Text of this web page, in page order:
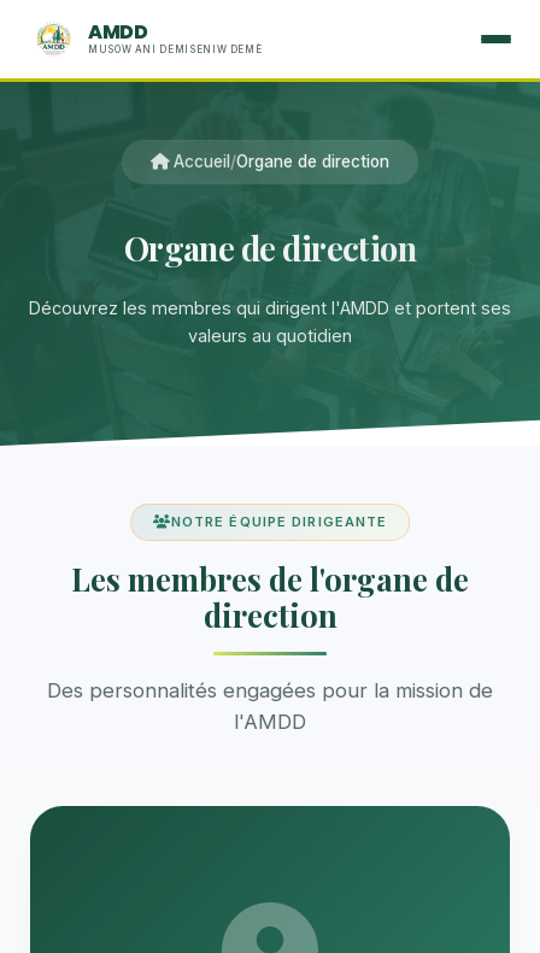
AMDD
MUSOW ANI DEMISENIW DEMÈ
Accueil /Organe de direction
Organe de direction
Découvrez les membres qui dirigent l'AMDD et portent ses
valeurs au quotidien
NOTRE ÉQUIPE DIRIGEANTE
Les membres de l'organe de
direction
Des personnalités engagées pour la mission de
l'AMDD